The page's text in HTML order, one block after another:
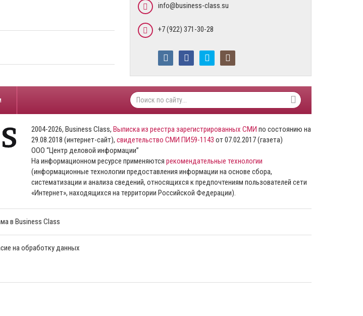
info@business-class.su
+7 (922) 371-30-28
2004-2026, Business Class, Выписка из реестра зарегистрированных СМИ по состоянию на
29.08.2018 (интернет-сайт), свидетельство СМИ ПИ59-1143 от 07.02.2017 (газета)
ООО “Центр деловой информации”
На информационном ресурсе применяются рекомендательные технологии
(информационные технологии предоставления информации на основе сбора,
систематизации и анализа сведений, относящихся к предпочтениям пользователей сети
«Интернет», находящихся на территории Российской Федерации).
в Business Class
на обработку данных